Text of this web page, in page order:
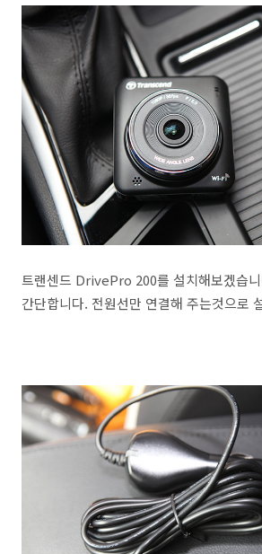
트랜센드 DrivePro 200를 설치해보겠습
간단합니다. 전원선만 연결해 주는것으로